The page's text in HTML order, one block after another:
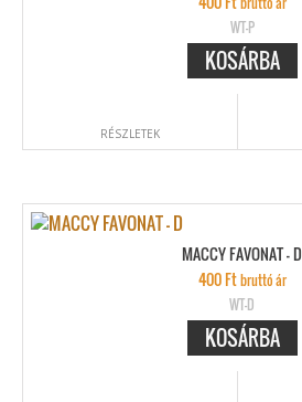
WT-P
KOSÁRBA
RÉSZLETEK
MACCY FAVONAT – D
400Ftbruttó ár
WT-D
KOSÁRBA